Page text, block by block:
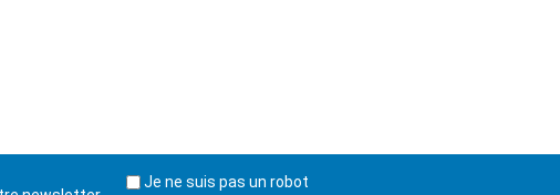
Je ne suis pas un robot